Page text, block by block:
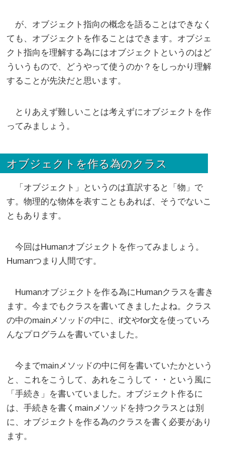
が、オブジェクト指向の概念を語ることはできなく
ても、オブジェクトを作ることはできます。オブジェ
クト指向を理解する為にはオブジェクトというのはど
ういうもので、どうやって使うのか？をしっかり理解
することが先決だと思います。
とりあえず難しいことは考えずにオブジェクトを作
ってみましょう。
オブジェクトを作る為のクラス
「オブジェクト」というのは直訳すると「物」で
す。物理的な物体を表すこともあれば、そうでないこ
ともあります。
今回はHumanオブジェクトを作ってみましょう。
Humanつまり人間です。
Humanオブジェクトを作る為にHumanクラスを書き
ます。今までもクラスを書いてきましたよね。クラス
の中のmainメソッドの中に、if文やfor文を使っていろ
んなプログラムを書いていました。
今までmainメソッドの中に何を書いていたかという
と、これをこうして、あれをこうして・・という風に
「手続き」を書いていました。オブジェクト作るに
は、手続きを書くmainメソッドを持つクラスとは別
に、オブジェクトを作る為のクラスを書く必要があり
ます。